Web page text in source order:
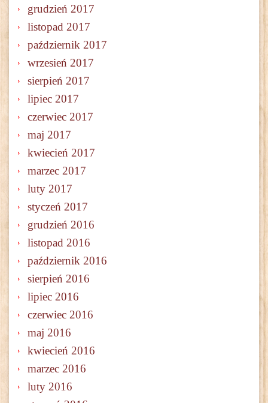
grudzień 2017
listopad 2017
październik 2017
wrzesień 2017
sierpień 2017
lipiec 2017
czerwiec 2017
maj 2017
kwiecień 2017
marzec 2017
luty 2017
styczeń 2017
grudzień 2016
listopad 2016
październik 2016
sierpień 2016
lipiec 2016
czerwiec 2016
maj 2016
kwiecień 2016
marzec 2016
luty 2016